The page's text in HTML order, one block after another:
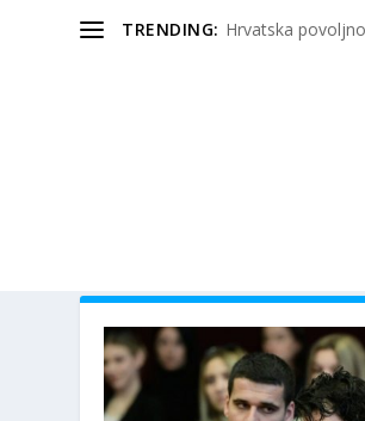
TRENDING: Hrvatska povoljno